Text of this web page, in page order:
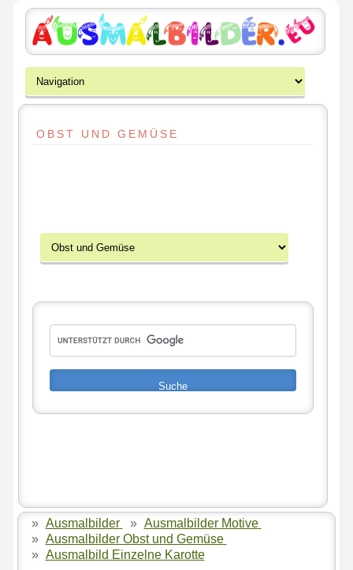
OBST UND GEMÜSE
» Ausmalbilder » Ausmalbilder Motive
» Ausmalbilder Obst und Gemüse
» Ausmalbild Einzelne Karotte